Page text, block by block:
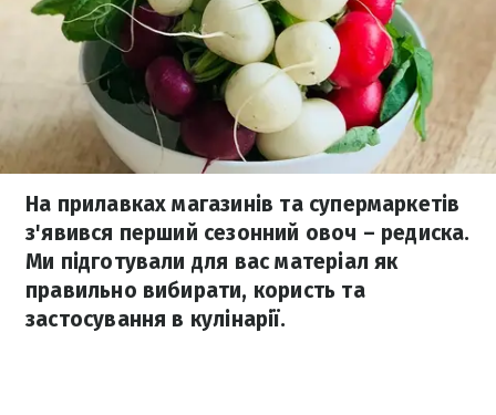
На прилавках магазинів та супермаркетів
з'явився перший сезонний овоч – редиска.
Ми підготували для вас матеріал як
правильно вибирати, користь та
застосування в кулінарії.